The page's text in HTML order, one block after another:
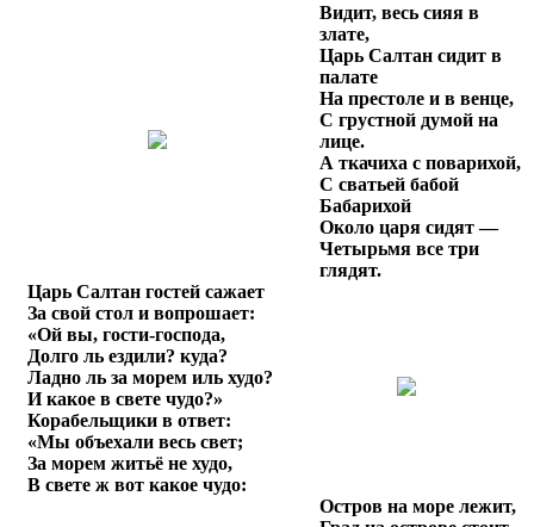
Видит, весь сияя в
злате,
Царь Салтан сидит в
палате
На престоле и в венце,
С грустной думой на
лице.
А ткачиха с поварихой,
С сватьей бабой
Бабарихой
Около царя сидят —
Четырьмя все три
глядят.
Царь Салтан гостей сажает
За свой стол и вопрошает:
«Ой вы, гости-господа,
Долго ль ездили? куда?
Ладно ль за морем иль худо?
И какое в свете чудо?»
Корабельщики в ответ:
«Мы объехали весь свет;
За морем житьё не худо,
В свете ж вот какое чудо:
Остров на море лежит,